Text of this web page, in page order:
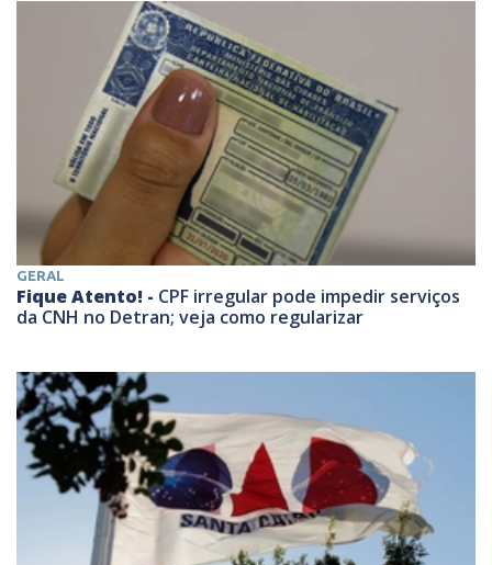
GERAL
Fique Atento! - CPF irregular pode impedir serviços
da CNH no Detran; veja como regularizar